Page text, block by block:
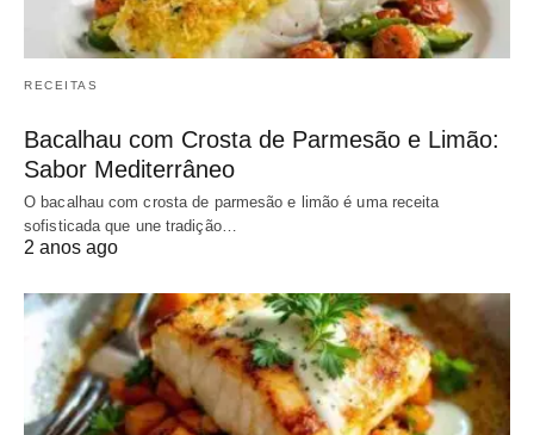
RECEITAS
Bacalhau com Crosta de Parmesão e Limão:
Sabor Mediterrâneo
O bacalhau com crosta de parmesão e limão é uma receita
sofisticada que une tradição…
2 anos ago